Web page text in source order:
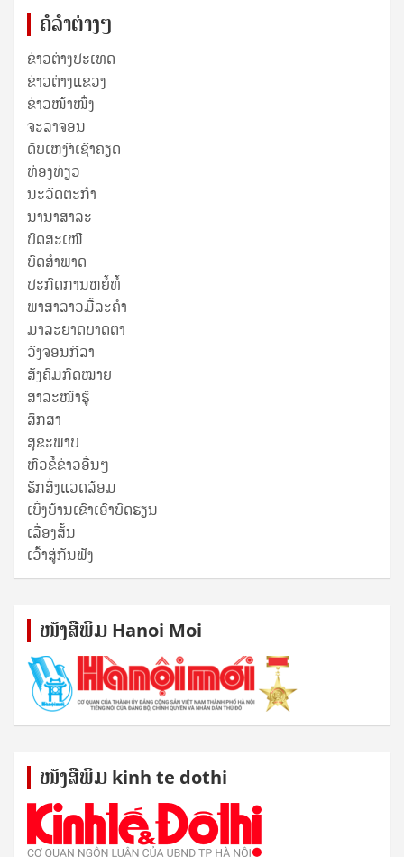
ຄໍລຳຕ່າງໆ
ຂ່າວຕ່າງປະເທດ
ຂ່າວ​ຕ່າງ​ແຂວງ
ຂ່າວໜ້າໜຶ່ງ
ຈະລາຈອນ
ດັບເຫງົາເຊົາຄຽດ
ທ່ອງທ່ຽວ
ນະວັດຕະກໍາ
ນານາສາລະ
ບົດສະເໜີ
ບົດສໍາພາດ
ປະກົດການຫຍໍ້ທໍ້
ພາສາລາວມື້ລະຄຳ
ມາລະຍາດບາດຕາ
ວົງຈອນກີລາ
ສັງຄົມກົດໝາຍ
ສາລະໜ້າຮູ້
ສຶກສາ
ສຸ​ຂະ​ພາບ
ຫົວຂໍ້ຂ່າວອື່ນໆ
ຮັກສິ່ງແວດລ້ອມ
ເບິ່ງບ້ານເຂົາເອົາບົດຮຽນ
ເລື່ອງສັ້ນ
ເວົ້າສູ່ກັນຟັງ
ໜັງ​ສື​ພິມ Hanoi Moi
ໜັງ​ສື​ພິມ kinh te dothi